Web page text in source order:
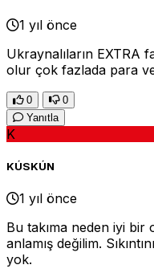
1 yıl önce
Ukraynalıların EXTRA
olur çok fazlada para
0
0
Yanıtla
K
KÚSKÚN
1 yıl önce
Bu takıma neden iyi bir
anlamış değilim.
yok.